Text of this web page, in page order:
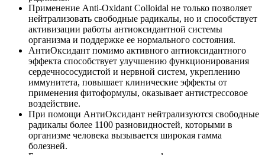
Применение Anti-Oxidant Colloidal не только позволяет
нейтрализовать свободные радикалы, но и способствует
активизации работы антиоксидантной системы
организма и поддержке ее нормального состояния.
АнтиОксидант помимо активного антиоксидантного
эффекта способствует улучшению функционирования
сердечнососудистой и нервной систем, укреплению
иммунитета, повышает клинические эффекты от
применения фитоформулы, оказывает антистрессовое
воздействие.
При помощи АнтиОксидант нейтрализуются свободные
радикалы более 1100 разновидностей, которыми в
организме человека вызывается широкая гамма
болезней.